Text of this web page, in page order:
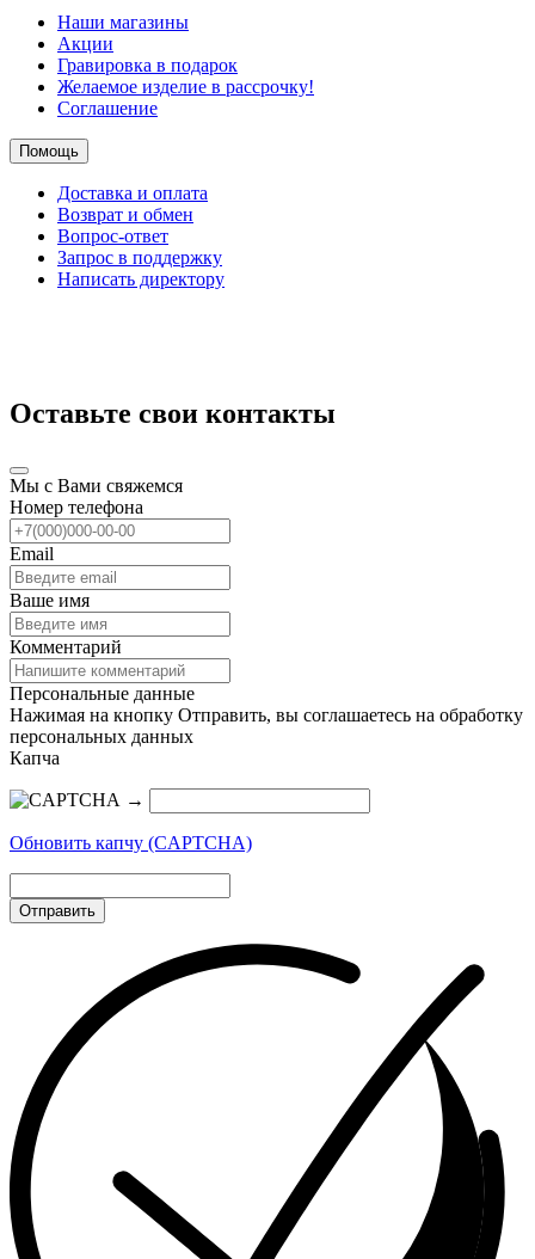
Наши магазины
Акции
Гравировка в подарок
Желаемое изделие в рассрочку!
Соглашение
Помощь
Доставка и оплата
Возврат и обмен
Вопрос-ответ
Запрос в поддержку
Написать директору
Оставьте свои контакты
Мы с Вами свяжемся
Номер телефона
Email
Ваше имя
Комментарий
Персональные данные
Нажимая на кнопку Отправить, вы соглашаетесь на обработку
персональных данных
Капча
→
Обновить капчу (CAPTCHA)
Отправить